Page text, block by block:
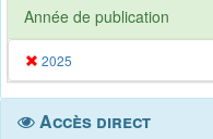
Année de publication
2025
Accès direct